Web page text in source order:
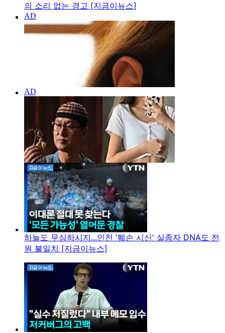
의 소리 없는 경고 [지금이뉴스]
하늘도 무심하시지...인천 '훼손 시신' 실종자 DNA도 전
원 불일치 [지금이뉴스]